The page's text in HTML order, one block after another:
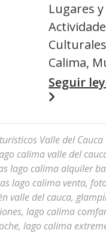
Lugares y
Calima,
Seguir
Valle del Cauca
calima valle del
lago calima alquiler
lago calima venta,
valle del cauca,
, lago calima
, lago calima